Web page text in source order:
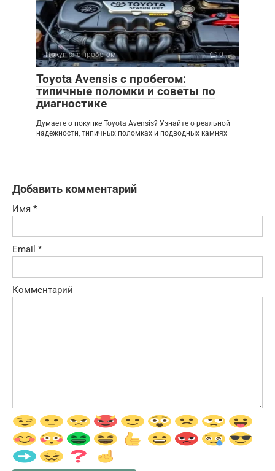
Покупка с пробегом 0
Toyota Avensis с пробегом:
типичные поломки и советы по
диагностике
Думаете о покупке Toyota Avensis? Узнайте о реальной
надежности, типичных поломках и подводных камнях
Добавить комментарий
Имя *
Email *
Комментарий